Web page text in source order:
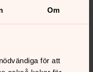
Om
för att